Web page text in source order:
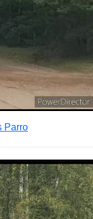
Parro